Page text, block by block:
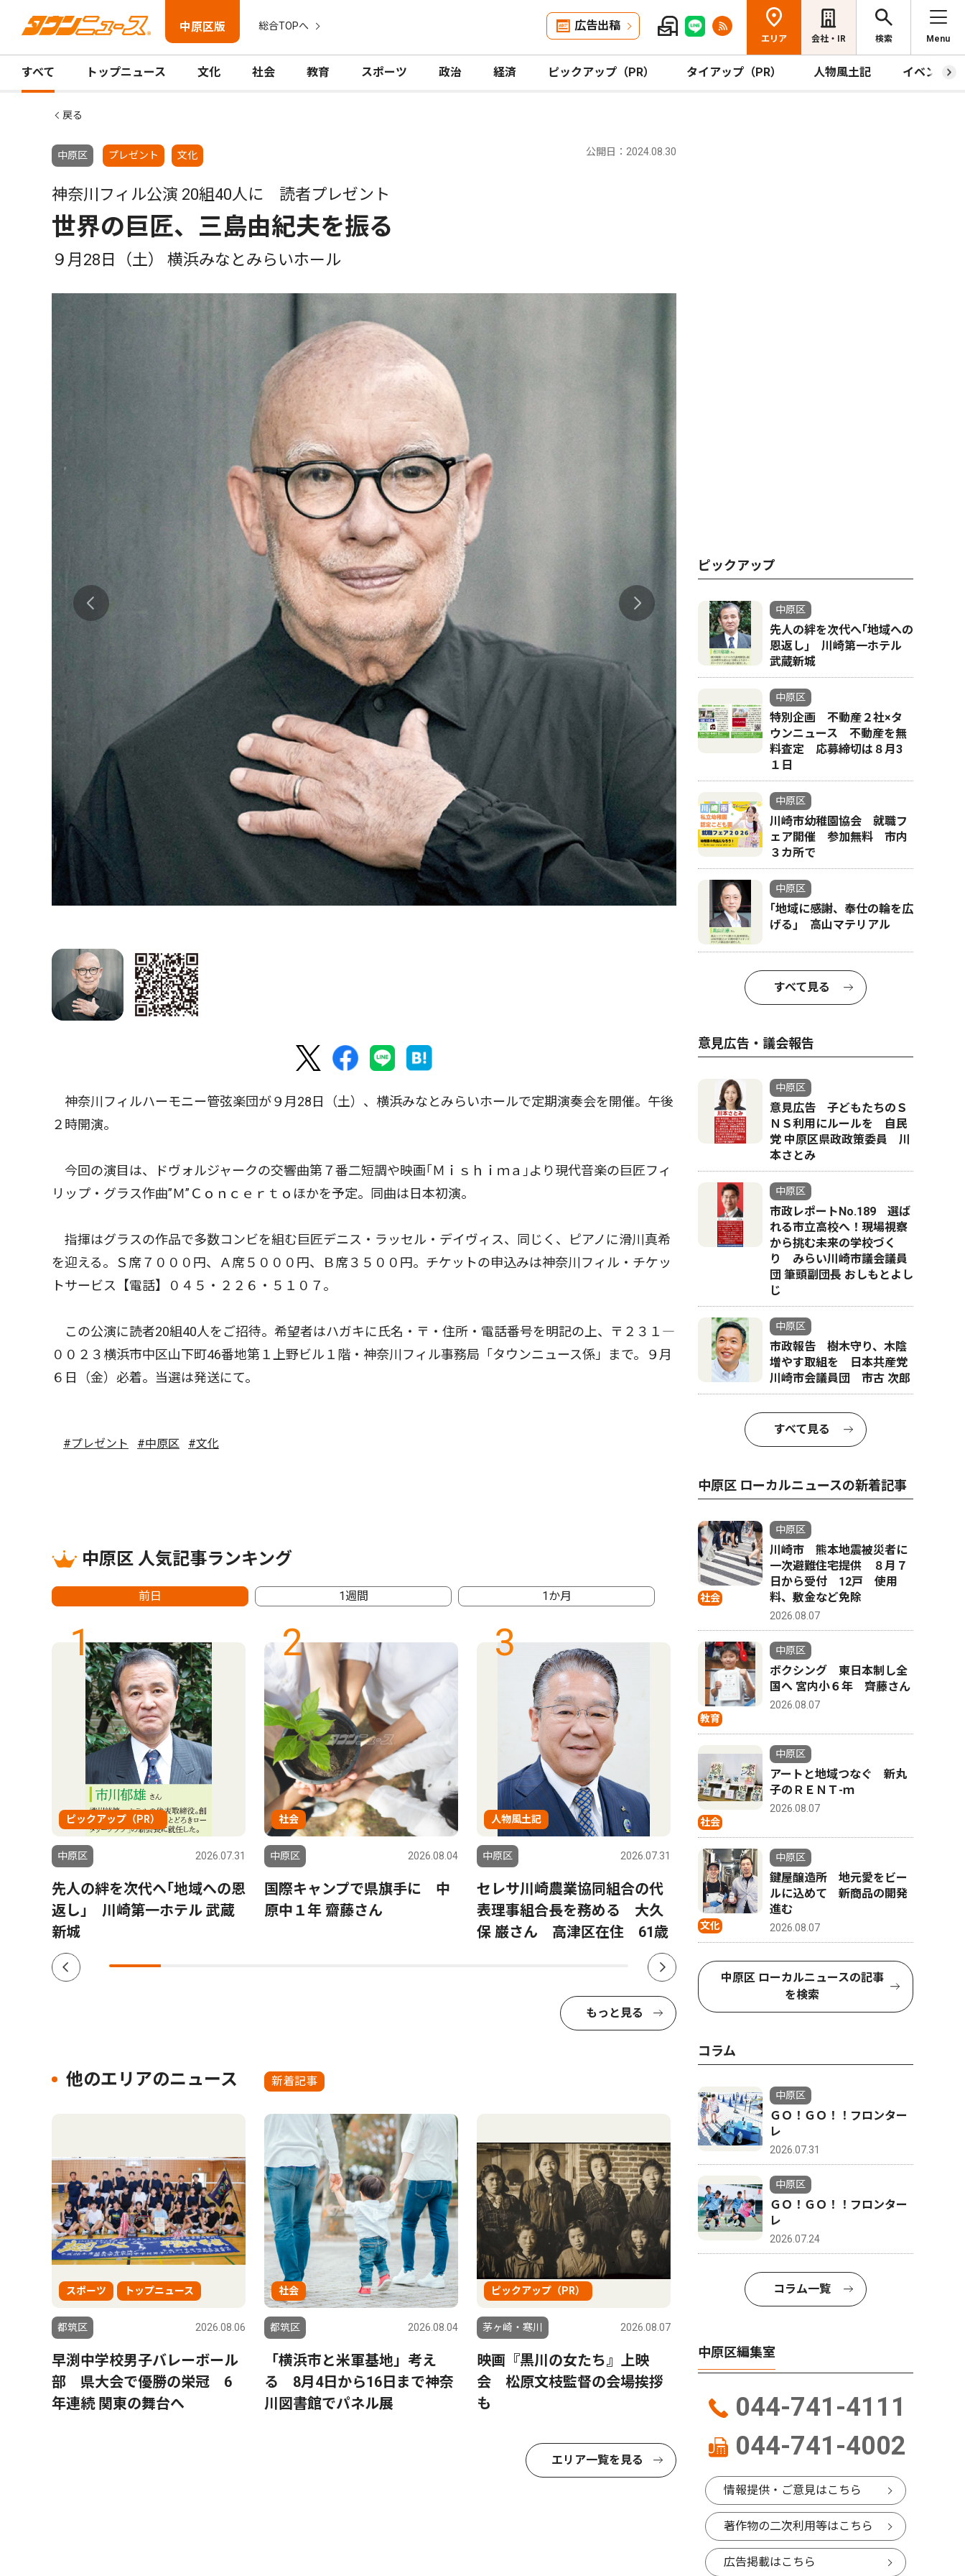
中原区版 総合TOPへ 広告出稿
エリア 会社・IR 検索 Menu
すべて トップニュース 文化 社会 教育 スポーツ 政治 経済 ピックアップ（PR） タイアップ（PR） 人物風土記 イベント
戻る
中原区 プレゼント 文化 公開日：2024.08.30
神奈川フィル公演 20組40人に 読者プレゼント
世界の巨匠、三島由紀夫を振る
９月28日（土） 横浜みなとみらいホール
神奈川フィルハーモニー管弦楽団が９月28日（土）、横浜みなとみらいホールで定期演奏会を開催。午後
２時開演。
今回の演目は、ドヴォルジャークの交響曲第７番二短調や映画｢Ｍｉｓｈｉｍａ｣より現代音楽の巨匠フィ
リップ・グラス作曲”Ｍ”Ｃｏｎｃｅｒｔｏほかを予定。同曲は日本初演。
指揮はグラスの作品で多数コンビを組む巨匠デニス・ラッセル・デイヴィス、同じく、ピアノに滑川真希
を迎える。Ｓ席７０００円、Ａ席５０００円、Ｂ席３５００円。チケットの申込みは神奈川フィル・チケッ
トサービス【電話】０４５・２２６・５１０７。
この公演に読者20組40人をご招待。希望者はハガキに氏名・〒・住所・電話番号を明記の上、〒２３１―
００２３横浜市中区山下町46番地第１上野ビル１階・神奈川フィル事務局「タウンニュース係」まで。９月
６日（金）必着。当選は発送にて。
#プレゼント #中原区 #文化
中原区 人気記事ランキング
前日 1週間 1か月
1
ピックアップ（PR）
中原区 2026.07.31
先人の絆を次代へ｢地域への恩
返し｣ 川崎第一ホテル 武蔵
新城
2
社会
中原区 2026.08.04
国際キャンプで県旗手に 中
原中１年 齋藤さん
3
人物風土記
中原区 2026.07.31
セレサ川崎農業協同組合の代
表理事組合長を務める 大久
保 巌さん 高津区在住 61歳
4
社会
中原区
平間銀座 恒例のサマーフェ
スタ ８月毎週土曜日
小学生
もっと見る
他のエリアのニュース 新着記事
スポーツ トップニュース
都筑区 2026.08.06
早渕中学校男子バレーボール
部 県大会で優勝の栄冠 6
年連続 関東の舞台へ
社会
都筑区 2026.08.04
「横浜市と米軍基地」考え
る 8月4日から16日まで神奈
川図書館でパネル展
ピックアップ（PR）
茅ヶ崎・寒川 2026.08.07
映画『黒川の女たち』上映
会 松原文枝監督の会場挨拶
も
エリア一覧を見る
ピックアップ
中原区
先人の絆を次代へ｢地域への
恩返し｣ 川崎第一ホテル
武蔵新城
中原区
特別企画 不動産２社×タ
ウンニュース 不動産を無
料査定 応募締切は８月3
１日
中原区
川崎市幼稚園協会 就職フ
ェア開催 参加無料 市内
３カ所で
中原区
｢地域に感謝、奉仕の輪を広
げる｣ 高山マテリアル
すべて見る
意見広告・議会報告
中原区
意見広告 子どもたちのＳ
ＮＳ利用にルールを 自民
党 中原区県政政策委員 川
本さとみ
中原区
市政レポートNo.189 選ば
れる市立高校へ！現場視察
から挑む未来の学校づく
り みらい川崎市議会議員
団 筆頭副団長 おしもとよし
じ
中原区
市政報告 樹木守り、木陰
増やす取組を 日本共産党
川崎市会議員団 市古 次郎
すべて見る
中原区 ローカルニュースの新着記事
社会
中原区
川崎市 熊本地震被災者に
一次避難住宅提供 ８月７
日から受付 12戸 使用
料、敷金など免除
2026.08.07
教育
中原区
ボクシング 東日本制し全
国へ 宮内小６年 齊藤さん
2026.08.07
社会
中原区
アートと地域つなぐ 新丸
子のＲＥＮＴ-ｍ
2026.08.07
文化
中原区
鍵屋醸造所 地元愛をビー
ルに込めて 新商品の開発
進む
2026.08.07
中原区 ローカルニュースの記事
を検索
コラム
中原区
ＧＯ！ＧＯ！！フロンター
レ
2026.07.31
中原区
ＧＯ！ＧＯ！！フロンター
レ
2026.07.24
コラム一覧
中原区編集室
044-741-4111
044-741-4002
情報提供・ご意見はこちら
著作物の二次利用等はこちら
広告掲載はこちら